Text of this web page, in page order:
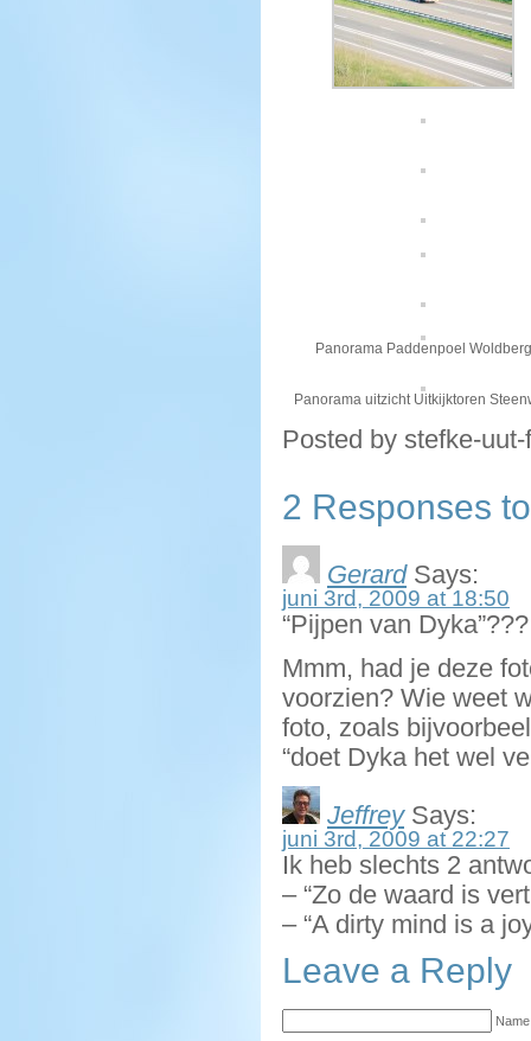
Panorama Paddenpoel Woldberg
Panorama uitzicht Uitkijktoren
Posted by stefke-
2 Responses
GerardSays:
juni 3rd, 2009 at 18:50
“Pijpen van Dyka”???
Mmm, had je deze
voorzien? Wie weet
foto, zoals
“doet Dyka het wel
JeffreySays:
juni 3rd, 2009 at 22:27
Ik heb slechts 2
– “Zo de waard is
– “A dirty mind is a
Leave a Reply